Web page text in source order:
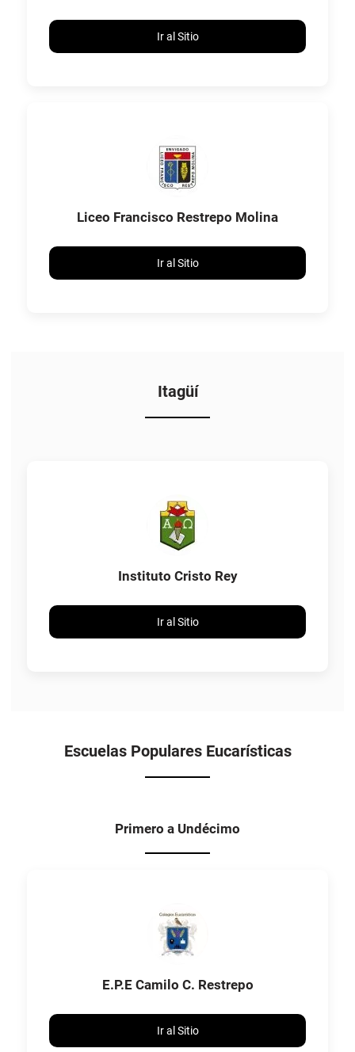
Ir al Sitio
Liceo Francisco Restrepo Molina
Ir al Sitio
Itagüí
Instituto Cristo Rey
Ir al Sitio
Escuelas Populares Eucarísticas
Primero a Undécimo
E.P.E Camilo C. Restrepo
Ir al Sitio